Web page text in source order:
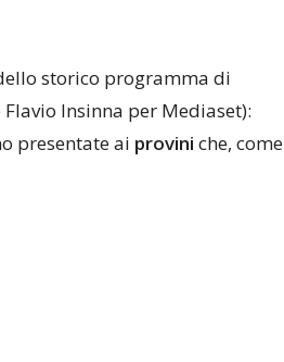
storico programma di
Insinna per Mediaset):
presentate ai provini che, come